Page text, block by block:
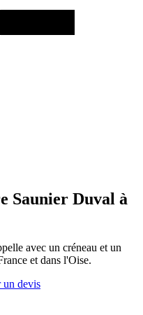
Saunier Duval à
avec un créneau et un
et dans l'Oise.
un devis